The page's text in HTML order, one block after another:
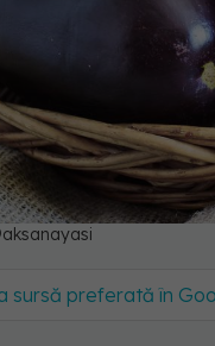
sursă preferată în